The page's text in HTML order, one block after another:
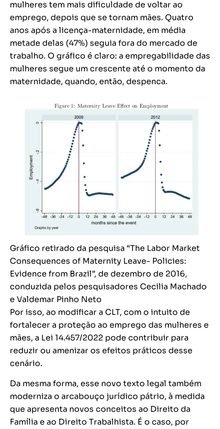
mulheres tem mais dificuldade de voltar ao
emprego, depois que se tornam mães. Quatro
anos após a licença-maternidade, em média
metade delas (47%) seguia fora do mercado de
trabalho. O gráfico é claro: a empregabilidade das
mulheres segue um crescente até o momento da
maternidade, quando, então, despenca.
Gráfico retirado da pesquisa “The Labor Market
Consequences of Maternity Leave- Policies:
Evidence from Brazil”, de dezembro de 2016,
conduzida pelos pesquisadores Cecilia Machado
e Valdemar Pinho Neto
Por isso, ao modificar a CLT, com o intuito de
fortalecer a proteção ao emprego das mulheres e
mães, a Lei 14.457/2022 pode contribuir para
reduzir ou amenizar os efeitos práticos desse
cenário.
Da mesma forma, esse novo texto legal também
moderniza o arcabouço jurídico pátrio, à medida
que apresenta novos conceitos ao Direito da
Família e ao Direito Trabalhista. É o caso, por